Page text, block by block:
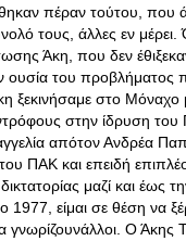
πέραν τούτου, που
τους, άλλες εν
Άκη, που δεν
ουσία του προβλήματος
ξεκινήσαμε στο Μόναχο
στην ίδρυση του
απότον Ανδρέα
ΠΑΚ και επειδή
μαζί και έως
είμαι σε θέση να
Ο Άκης